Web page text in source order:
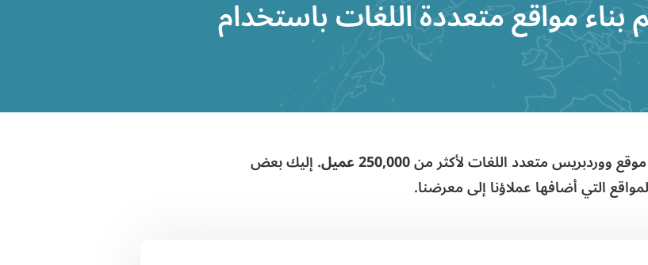
بناء مواقع متعددة اللغات باستخدام
250,000 عميل
. إليك بعض
التي أضافها عملاؤنا إلى معرضنا.